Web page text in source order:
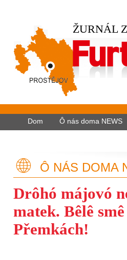
ŽURNÁL
Dom Ô nás doma NEWS
Ô NÁS DOMA
Drôhó májovó
matek. Bêlê
Přemkách!